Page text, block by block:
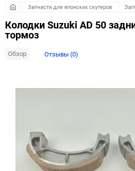
Запчасти для японских скутеров
Колодки Suzuki AD 50
тормоз
Обзор Отзывы (0)